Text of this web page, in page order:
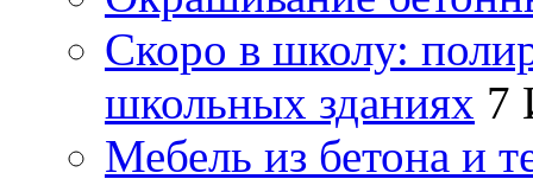
Скоро в школу:
школьных зданиях 7
Мебель из бетона и